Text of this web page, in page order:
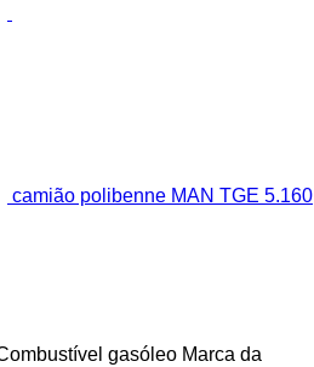
camião polibenne MAN TGE 5.160
gasóleo Marca da